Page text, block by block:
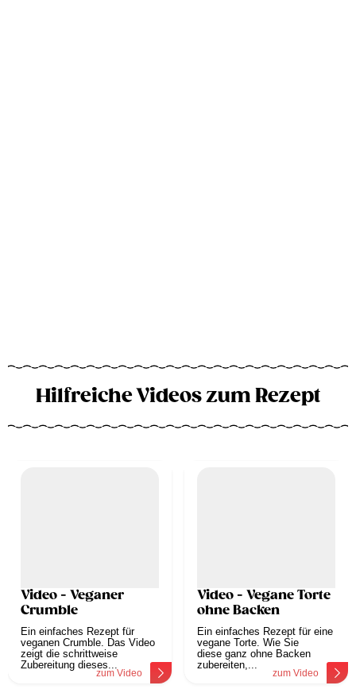
Hilfreiche Videos zum Rezept
Video - Veganer
Crumble
Ein einfaches Rezept für
veganen Crumble. Das Video
zeigt die schrittweise
Zubereitung dieses...
zum Video
Video - Vegane Torte
ohne Backen
Ein einfaches Rezept für eine
vegane Torte. Wie Sie
diese ganz ohne Backen
zubereiten,...
zum Video